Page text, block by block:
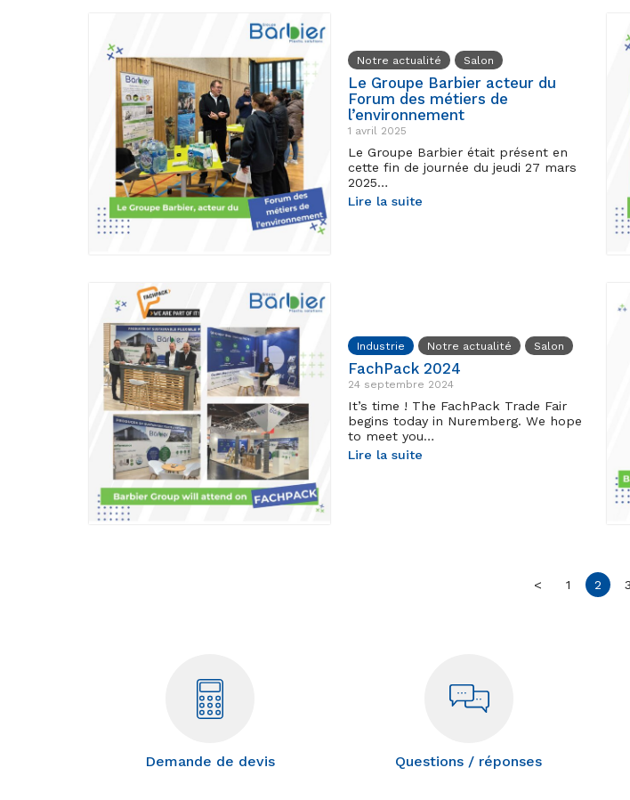
Notre actualité Salon
Le Groupe Barbier acteur du
Forum des métiers de
l’environnement
1 avril 2025
Le Groupe Barbier était présent en
cette fin de journée du jeudi 27 mars
2025…
Lire la suite
Industrie Notre actualité Salon
FachPack 2024
24 septembre 2024
It’s time ! The FachPack Trade Fair
begins today in Nuremberg. We hope
to meet you…
Lire la suite
< 1 2 3
Demande de devis Questions / réponses